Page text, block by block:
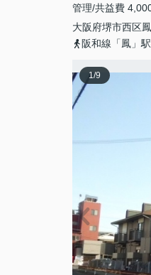
管理/共益費
大阪府堺市西区
阪和線「鳳」
1/9